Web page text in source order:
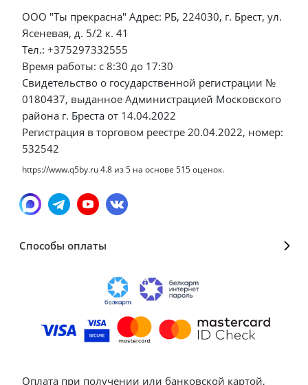
ООО "Ты прекрасна" Адрес: РБ, 224030, г. Брест, ул.
Ясеневая, д. 5/2 к. 41
Тел.: +375297332555
Время работы: с 8:30 до 17:30
Свидетельство о государственной регистрации №
0180437, выданное Администрацией Московского
района г. Бреста от 14.04.2022
Регистрация в торговом реестре 20.04.2022, номер:
532542
https://www.q5by.ru4.8 из5 на основе 515оценок.
Способы оплаты
Оплата при получении или банковской картой,